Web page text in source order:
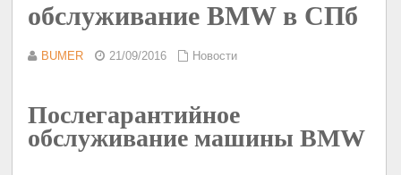
обслуживание BMW в СПб
BUMER 21/09/2016 Новости
Послегарантийное
обслуживание машины BMW